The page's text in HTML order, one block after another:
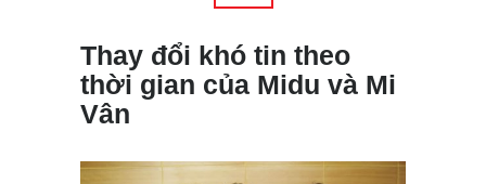
Thay đổi khó tin theo
thời gian của Midu và Mi
Vân